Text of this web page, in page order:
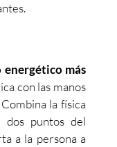
más
con las manos
la física
puntos del
a la persona a